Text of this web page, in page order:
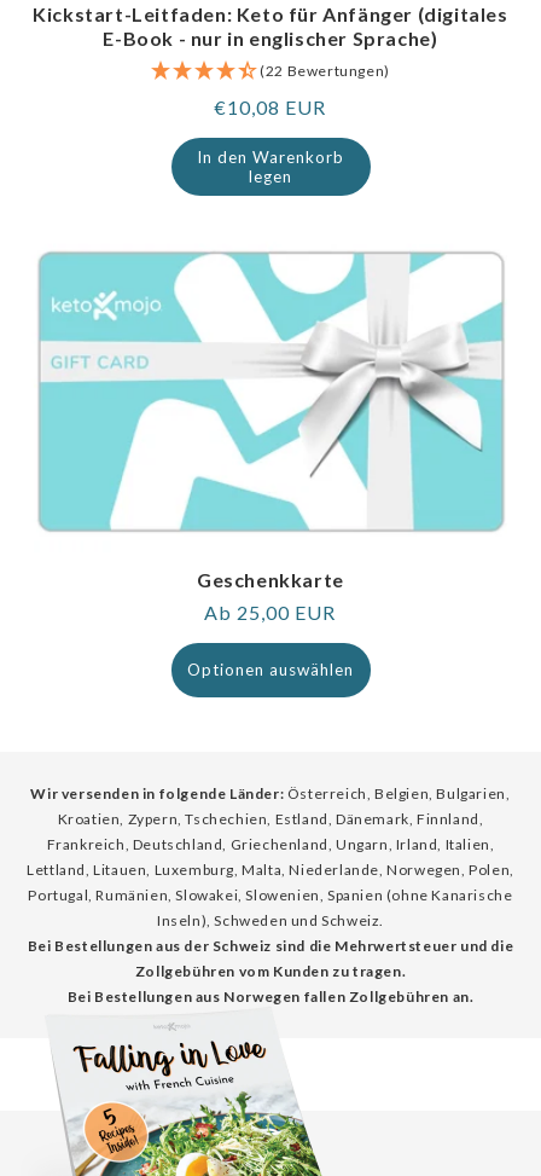
Kickstart-Leitfaden: Keto für Anfänger (digitales
E-Book - nur in englischer Sprache)
(22 Bewertungen)
Regulärer
Preis
€10,08 EUR
In den Warenkorb
legen
Geschenkkarte
Regulärer
Preis
Ab 25,00 EUR
Optionen auswählen
Wir versenden in folgende Länder: Österreich, Belgien, Bulgarien,
Kroatien, Zypern, Tschechien, Estland, Dänemark, Finnland,
Frankreich, Deutschland, Griechenland, Ungarn, Irland, Italien,
Lettland, Litauen, Luxemburg, Malta, Niederlande, Norwegen, Polen,
Portugal, Rumänien, Slowakei, Slowenien, Spanien (ohne Kanarische
Inseln), Schweden und Schweiz.
Bei Bestellungen aus der Schweiz sind die Mehrwertsteuer und die
Zollgebühren vom Kunden zu tragen.
Bei Bestellungen aus Norwegen fallen Zollgebühren an.